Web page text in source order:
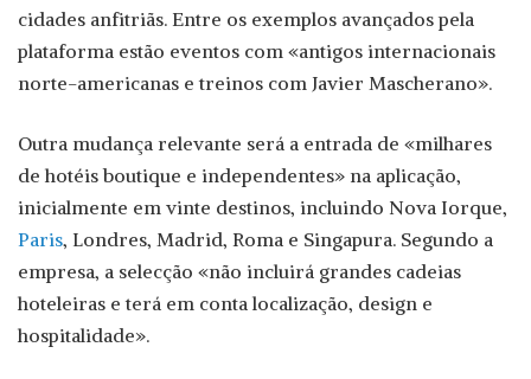
cidades anfitriãs. Entre os exemplos avançados pela
plataforma estão eventos com «antigos internacionais
norte-americanas e treinos com Javier Mascherano».
Outra mudança relevante será a entrada de «milhares
de hotéis boutique e independentes» na aplicação,
inicialmente em vinte destinos, incluindo Nova Iorque,
Paris, Londres, Madrid, Roma e Singapura. Segundo a
empresa, a selecção «não incluirá grandes cadeias
hoteleiras e terá em conta localização, design e
hospitalidade».